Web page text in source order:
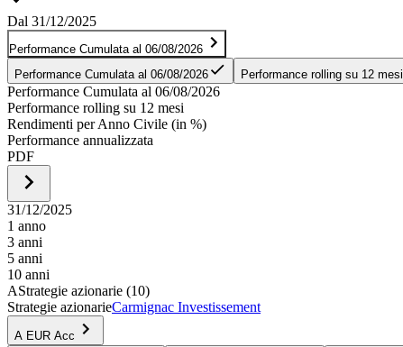
Dal 31/12/2025
Performance Cumulata al 06/08/2026
Performance Cumulata al 06/08/2026
Performance rolling su 12 mesi
Performance Cumulata al 06/08/2026
Performance rolling su 12 mesi
Rendimenti per Anno Civile (in %)
Performance annualizzata
PDF
31/12/2025
1 anno
3 anni
5 anni
10 anni
AStrategie azionarie (10)
Strategie azionarieCarmignac Investissement
A EUR Acc